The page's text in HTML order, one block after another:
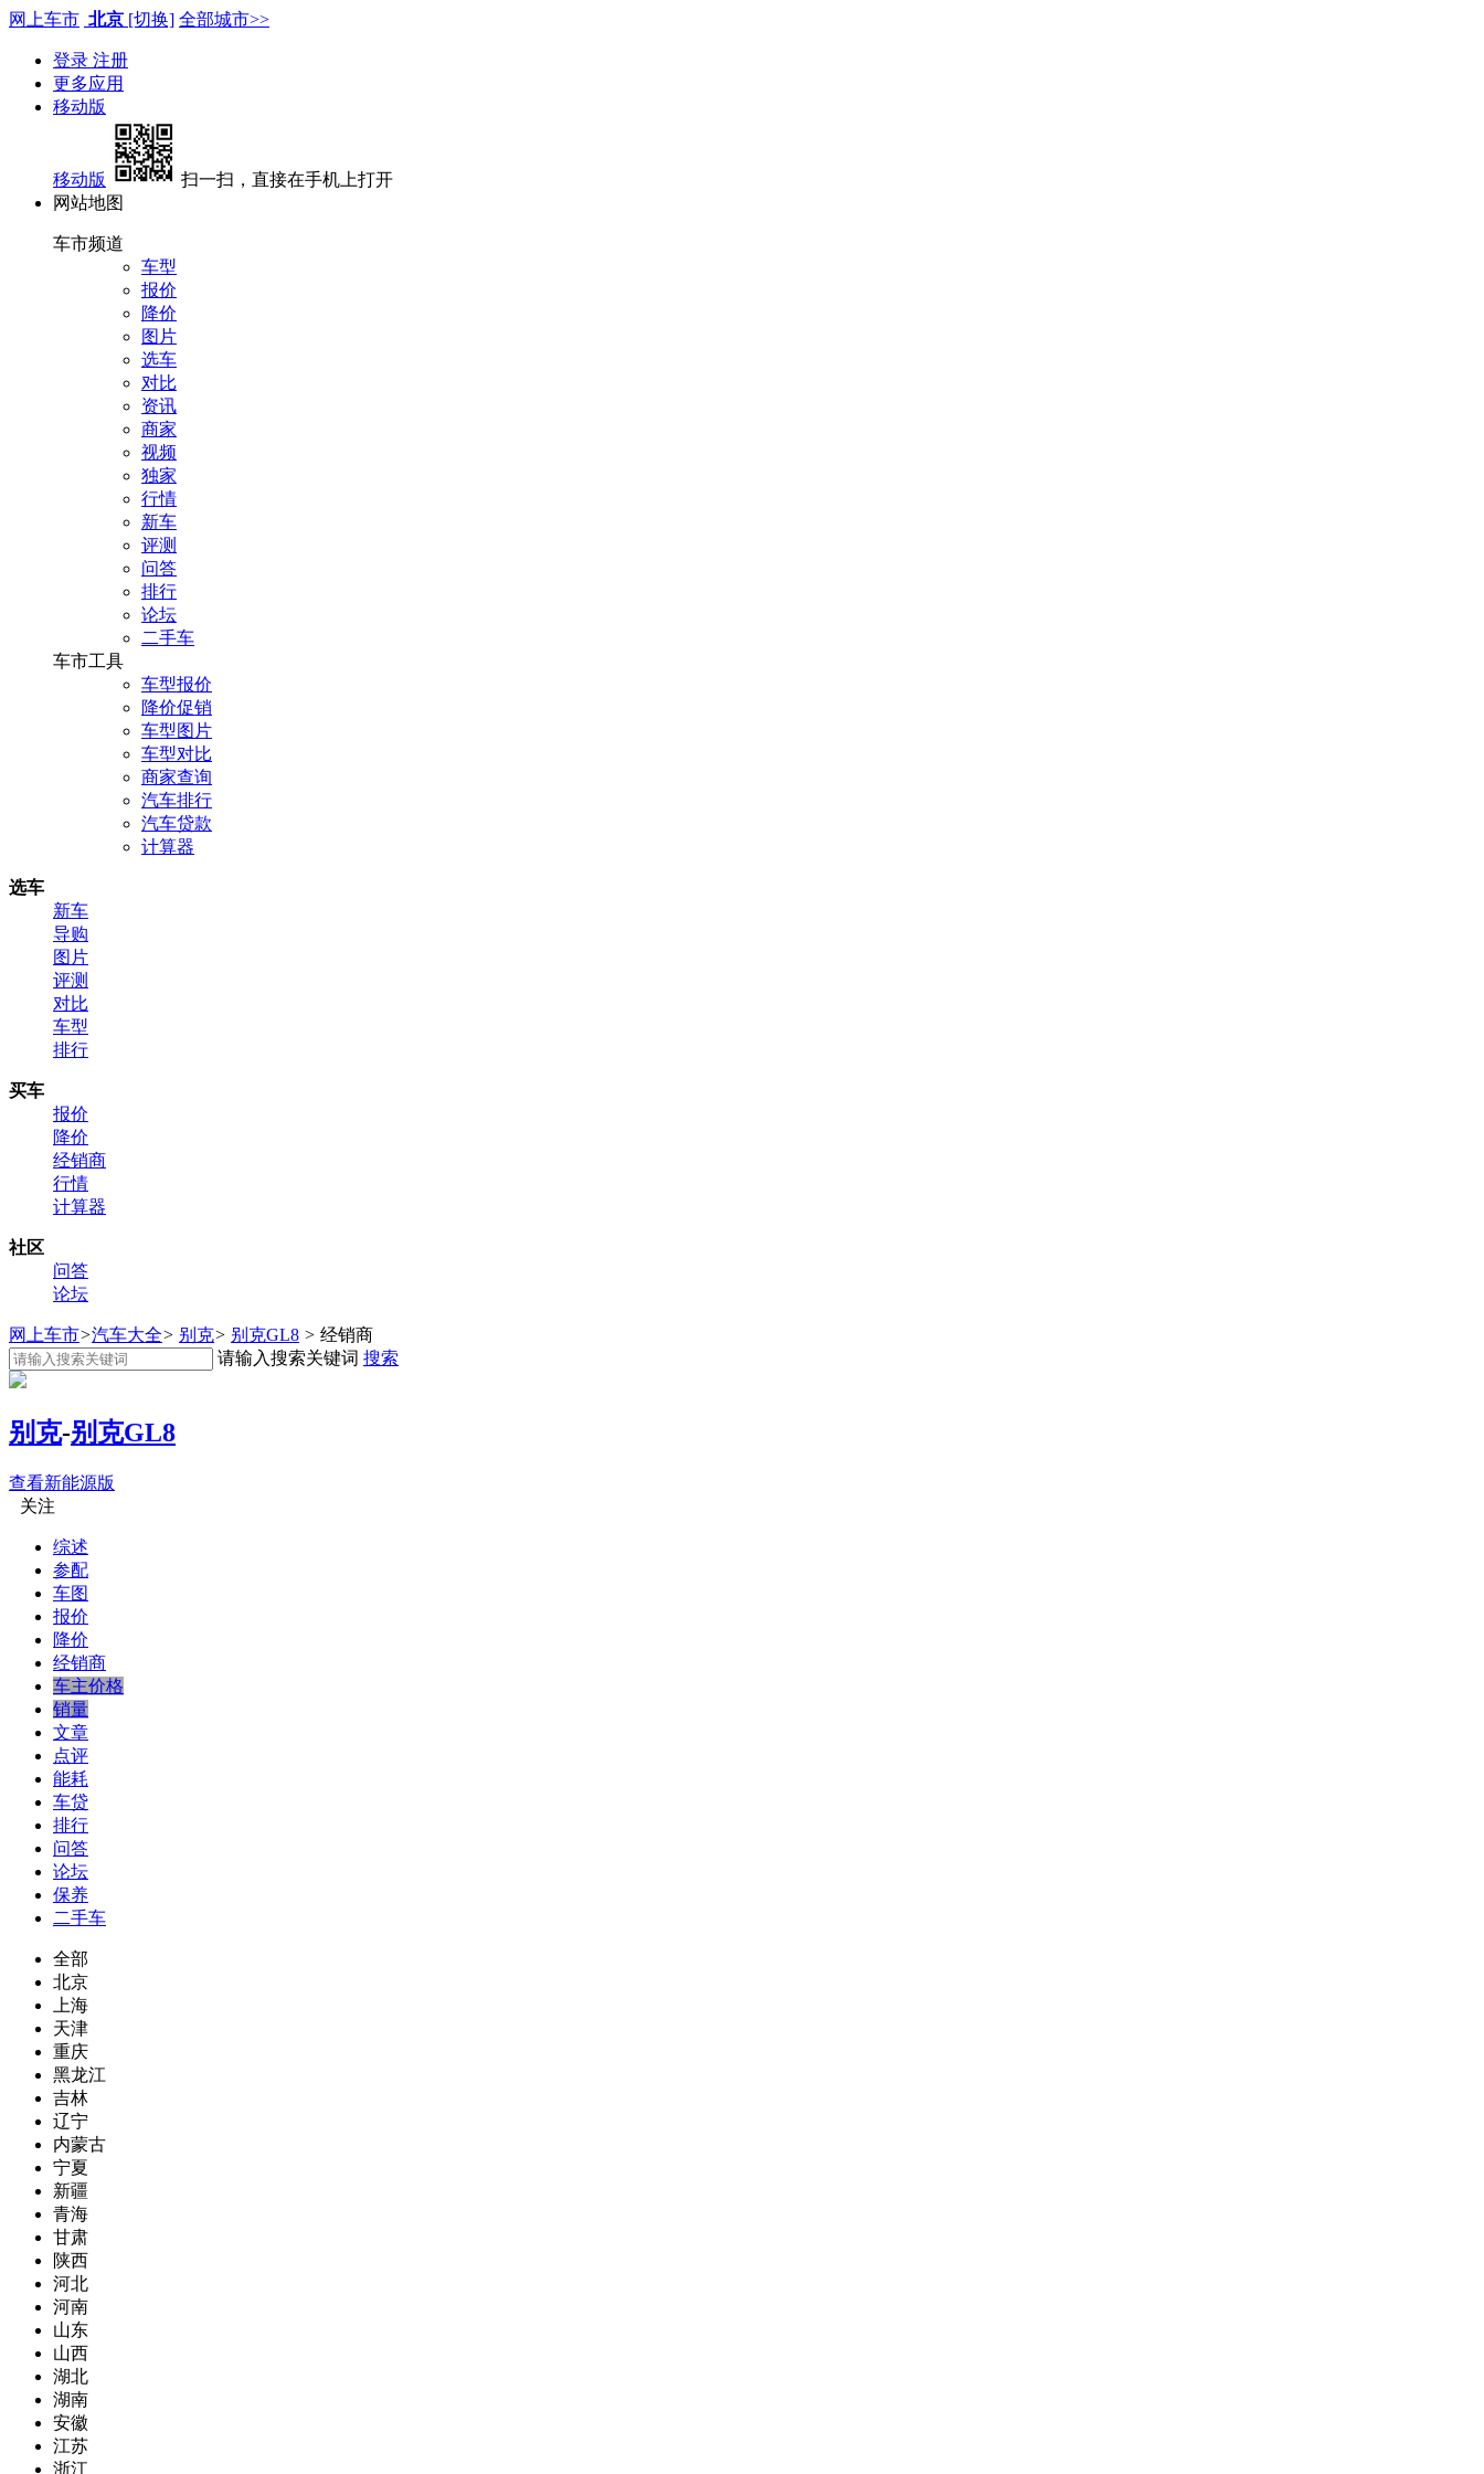
网上车市 北京 [切换] 全部城市>>
登录 注册
更多应用
移动版
移动版
扫一扫，直接在手机上打开
网站地图
车市频道
车型
报价
降价
图片
选车
对比
资讯
商家
视频
独家
行情
新车
评测
问答
排行
论坛
二手车
车市工具
车型报价
降价促销
车型图片
车型对比
商家查询
汽车排行
汽车贷款
计算器
选车
新车
导购
图片
评测
对比
车型
排行
买车
报价
降价
经销商
行情
计算器
社区
问答
论坛
网上车市>汽车大全> 别克> 别克GL8 > 经销商
请输入搜索关键词 搜索
别克-别克GL8
查看新能源版
关注
综述
参配
车图
报价
降价
经销商
车主价格
销量
文章
点评
能耗
车贷
排行
问答
论坛
保养
二手车
全部
北京
上海
天津
重庆
黑龙江
吉林
辽宁
内蒙古
宁夏
新疆
青海
甘肃
陕西
河北
河南
山东
山西
湖北
湖南
安徽
江苏
浙江